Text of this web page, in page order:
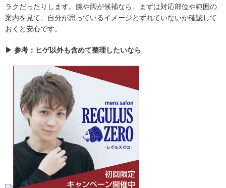
ラクだったりします。腕や脚が候補なら、まずは対応部位や範囲の
案内を見て、自分が思っているイメージとずれていないか確認して
おくと安心です。
▶ 参考：ヒゲ以外も含めて整理したいなら